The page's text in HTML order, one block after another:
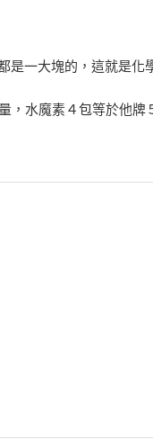
一大塊的，這就是化
，水魔素４包等於他牌